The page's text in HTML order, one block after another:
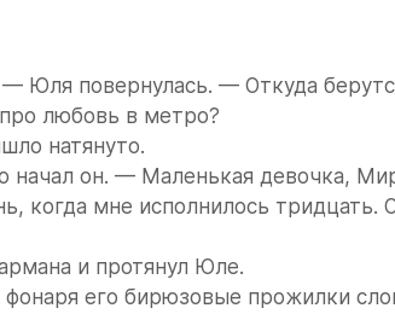
Юля повернулась. — Откуда
любовь в метро?
натянуто.
он. — Маленькая девочка,
когда мне исполнилось тридцать.
и протянул Юле.
его бирюзовые прожилки